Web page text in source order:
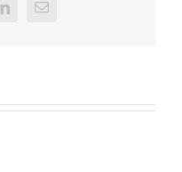
LinkedInSähköposti